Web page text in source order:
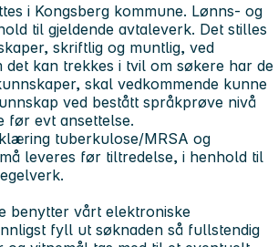
i Kongsberg kommune. Lønns- og
til gjeldende avtaleverk. Det stilles
skriftlig og muntlig, ved
det kan trekkes i tvil om søkere har de
skal vedkommende kunne
ved bestått språkprøve nivå
før evt ansettelse.
tuberkulose/MRSA og
leveres før tiltredelse, i henhold til
benytter vårt elektroniske
fyll ut søknaden så fullstendig